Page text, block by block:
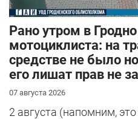
Рано утром в
мотоциклиста: на
средстве не было
его лишат прав не
07 августа 2026
2 августа (напомним,